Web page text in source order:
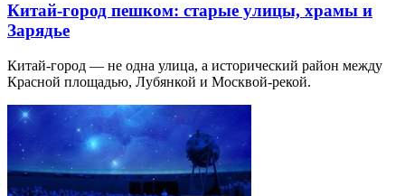
Китай-город пешком: старые улицы, храмы и
Зарядье
Китай-город — не одна улица, а исторический район между
Красной площадью, Лубянкой и Москвой-рекой.